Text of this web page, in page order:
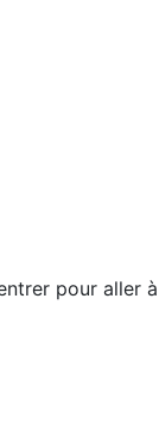
pour aller